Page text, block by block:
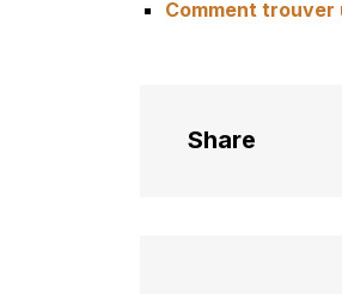
Comment trouver
Share